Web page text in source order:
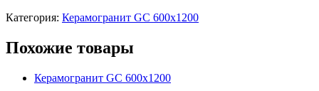
Категория: Керамогранит GC 600х1200
Похожие товары
Керамогранит GC 600х1200